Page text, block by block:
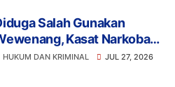
Salah Gunakan
Kasat Narkoba
Tangsel dan 6
HUKUM DAN KRIMINAL JUL 27, 2026